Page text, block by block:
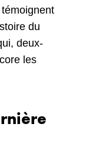
du
deux-
les